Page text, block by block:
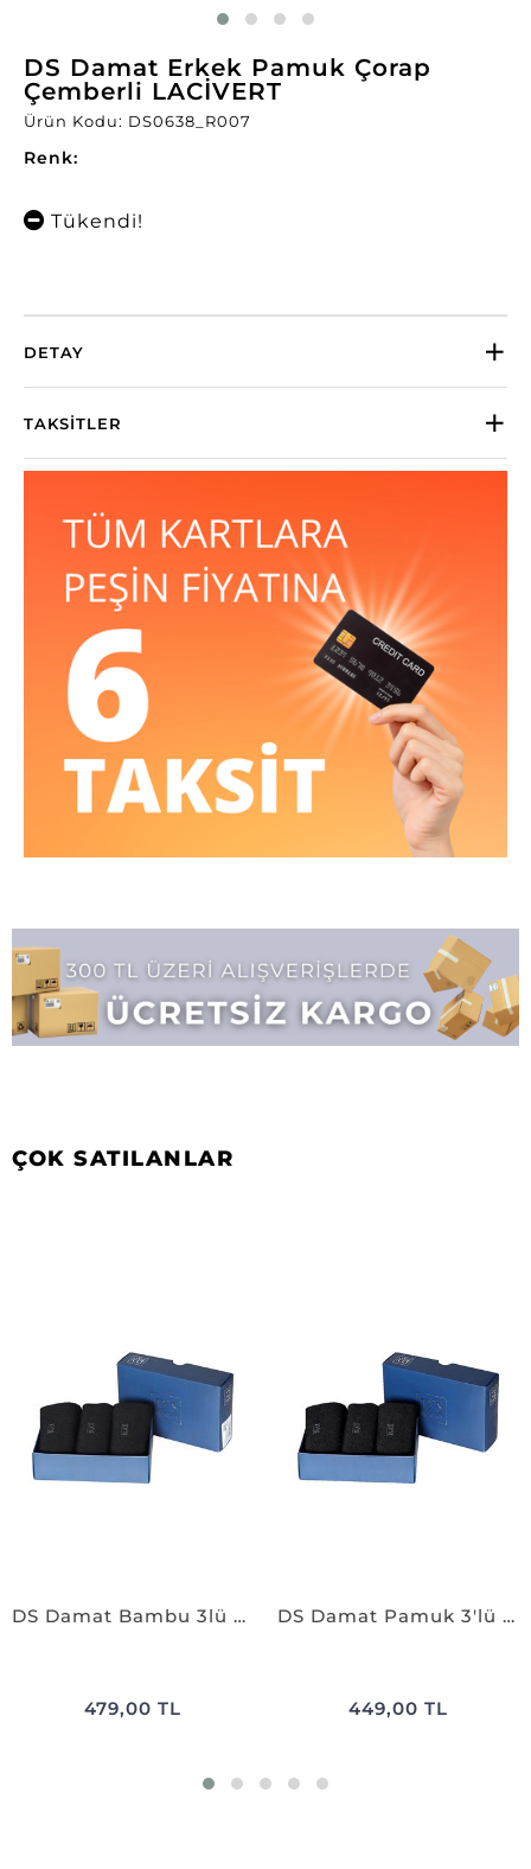
DS Damat Erkek Pamuk Çorap
Çemberli LACİVERT
Ürün Kodu: DS0638_R007
Renk:
Tükendi!
DETAY
TAKSITLER
ÇOK SATILANLAR
DS Damat Bambu 3lü Çorap Set SİYAH
479,00 TL
DS Damat Pamuk 3'lü Çorap Set SİYAH
449,00 TL